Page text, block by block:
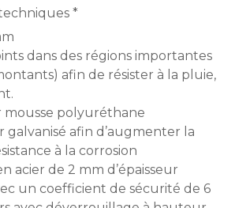
*
dans des régions importantes
afin de résister à la pluie,
mousse polyuréthane
galvanisé afin d’augmenter la
à la corrosion
acier de 2 mm d’épaisseur
un coefficient de sécurité de 6